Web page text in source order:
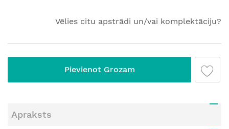
Vēlies citu apstrādi un/vai komplektāciju?
Pievienot Grozam
Apraksts